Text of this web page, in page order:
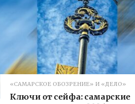
«САМАРСКОЕ ОБОЗРЕНИЕ» И «ДЕЛО»
Ключи от сейфа: самарские